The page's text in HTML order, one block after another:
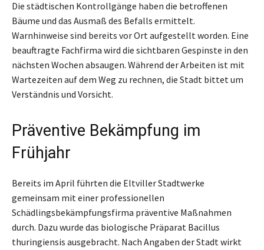
Die städtischen Kontrollgänge haben die betroffenen
Bäume und das Ausmaß des Befalls ermittelt.
Warnhinweise sind bereits vor Ort aufgestellt worden. Eine
beauftragte Fachfirma wird die sichtbaren Gespinste in den
nächsten Wochen absaugen. Während der Arbeiten ist mit
Wartezeiten auf dem Weg zu rechnen, die Stadt bittet um
Verständnis und Vorsicht.
Präventive Bekämpfung im
Frühjahr
Bereits im April führten die Eltviller Stadtwerke
gemeinsam mit einer professionellen
Schädlingsbekämpfungsfirma präventive Maßnahmen
durch. Dazu wurde das biologische Präparat Bacillus
thuringiensis ausgebracht. Nach Angaben der Stadt wirkt